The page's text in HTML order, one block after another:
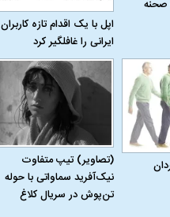
صحنه
اپل با یک اقدام تازه کاربران
ایرانی را غافلگیر کرد
(تصاویر) تیپ متفاوت
نیک‌آفرید سماواتی با حوله
تن‌پوش در سریال کلاغ
علاقه برخی افراد به فال و طالع‌بینی